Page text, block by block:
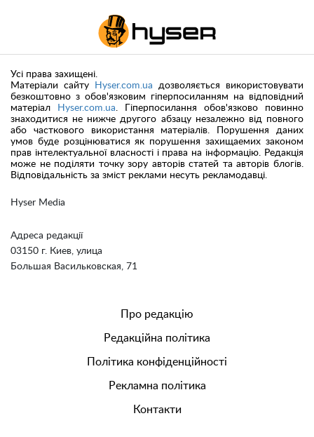
Hyser Media
Адреса редакції
03150 г. Киев, улица
Большая Васильковская, 71
Усі права захищені.
Матеріали сайту
Hyser.com.ua дозволяється використовувати
безкоштовно з обов'язковим гіперпосиланням на відповідний
матеріал
Hyser.com.ua. Гіперпосилання обов'язково повинно
знаходитися не нижче другого абзацу незалежно від повного
або часткового використання матеріалів. Порушення даних
умов буде розцінюватися як порушення захищаемих законом
прав інтелектуальної власності і права на інформацію. Редакція
може не поділяти точку зору авторів статей та авторів блогів.
Відповідальність за зміст реклами несуть рекламодавці.
Про редакцію
Редакційна політика
Політика конфіденційності
Рекламна політика
Контакти